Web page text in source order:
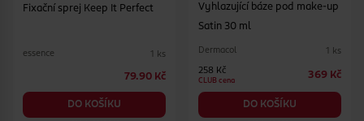
Fixační sprej Keep It Perfect
essence 1 ks
79.90 Kč
DO KOŠÍKU
Vyhlazující báze pod make-up
Satin 30 ml
Dermacol 1 ks
258 Kč
CLUB cena
369 Kč
DO KOŠÍKU